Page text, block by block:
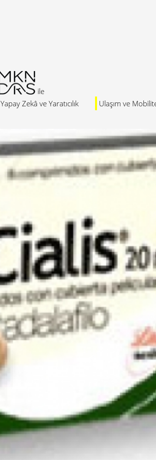
Yapay Zekâ ve Yaratıcılık Ulaşım ve